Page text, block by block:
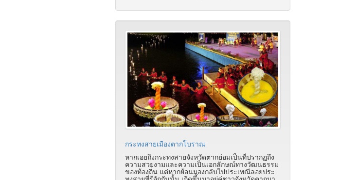
กระทงสายเมืองตากโบราณ
หากเอยถึงกระทงสายจังหวัดตากย่อมเป็นที่ปรากฏถึง
ความสวยงามและความเป็นเอกลักษณ์ทางวัฒนธรรม
ของท้องถิ่น แต่หากย้อนมองกลับไปประเพณีลอยประ